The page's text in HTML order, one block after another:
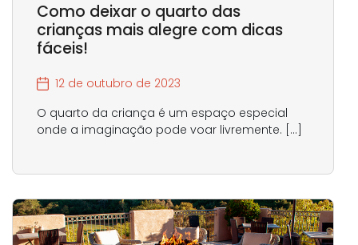
Como deixar o quarto das
crianças mais alegre com dicas
fáceis!
12 de outubro de 2023
O quarto da criança é um espaço especial
onde a imaginação pode voar livremente. […]